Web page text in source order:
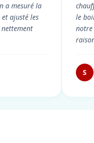
a mesuré la
ajusté les
le
notre
S